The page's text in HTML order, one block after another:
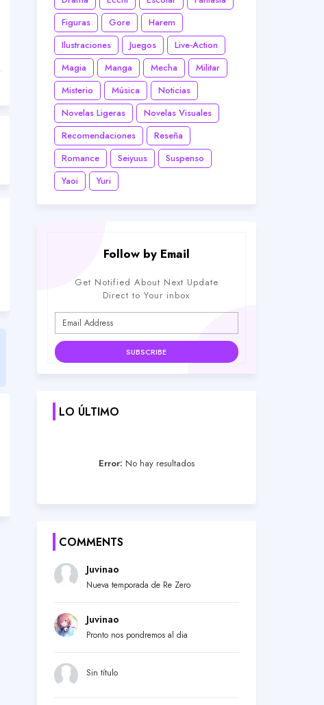
Figuras
Gore
Harem
Ilustraciones
Juegos
Live-Action
Magia
Manga Mecha
Militar
Misterio
Música
Noticias
Novelas Ligeras
Novelas Visuales
Recomendaciones
Reseña
Romance
Seiyuus
Suspenso
Yaoi
Yuri
Follow by Email
Get Notified About Next Update
Direct to Your inbox
LO ÚLTIMO
Error: No hay resultados
COMMENTS
Juvinao
Nueva temporada de Re Zero
Juvinao
Pronto nos pondremos al dia
Sin título